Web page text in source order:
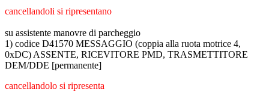
cancellandoli si ripresentano
su assistente manovre di parcheggio
1) codice D41570 MESSAGGIO (coppia alla ruota motrice 4,
0xDC) ASSENTE, RICEVITORE PMD, TRASMETTITORE
DEM/DDE [permanente]
cancellandolo si ripresenta